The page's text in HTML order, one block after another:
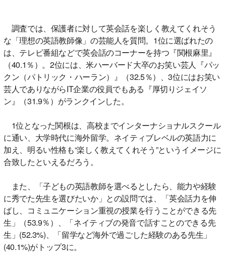
調査では、保護者に対して英会話を楽しく教えてくれそう
な「理想の英語教師像」の芸能人を質問。1位に選ばれたの
は、テレビ番組などで英会話のコーナーを持つ『関根麻里』
（40.1％）。2位には、米ハーバード大卒のお笑い芸人『パッ
クン（パトリック・ハーラン）』（32.5％）、3位にはお笑い
芸人でありながらIT企業の役員でもある『厚切りジェイソ
ン』（31.9％）がランクインした。
1位となった関根は、高校までインターナショナルスクール
に通い、大学時代に海外留学。ネイティブレベルの英語力に
加え、明るい性格も“楽しく教えてくれそう”というイメージに
合致したといえるだろう。
また、「子どもの英語教師を選べるとしたら、能力や経験
に秀でた先生を選びたいか」との設問では、「英会話力を伸
ばし、コミュニケーション重視の授業を行うことができる先
生」（53.9％）、「ネイティブの発音で話すことのできる先
生」(52.3%)、「留学など海外で過ごした経験のある先生」
(40.1%)がトップ3に。